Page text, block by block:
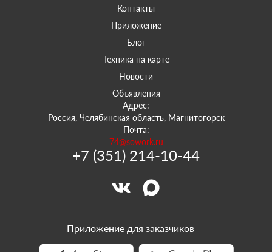
Контакты
Приложение
Блог
Техника на карте
Новости
Объявления
Адрес:
Россия, Челябинская область, Магнитогорск
Почта:
74@sowork.ru
+7 (351) 214-10-44
Приложение для заказчиков